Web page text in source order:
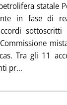
statale
in fase di
Tra gli 11
pr...